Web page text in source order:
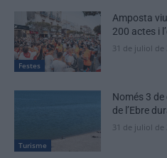
Festes
Amposta
200 actes i
31 de juliol de
Turisme
Només 3
de l’Ebre
31 de juliol de